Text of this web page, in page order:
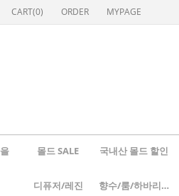
CART(0) ORDER MYPAGE
몰드 SALE 국내산 몰드 할인
디퓨저/레진 향수/룸/하바리움